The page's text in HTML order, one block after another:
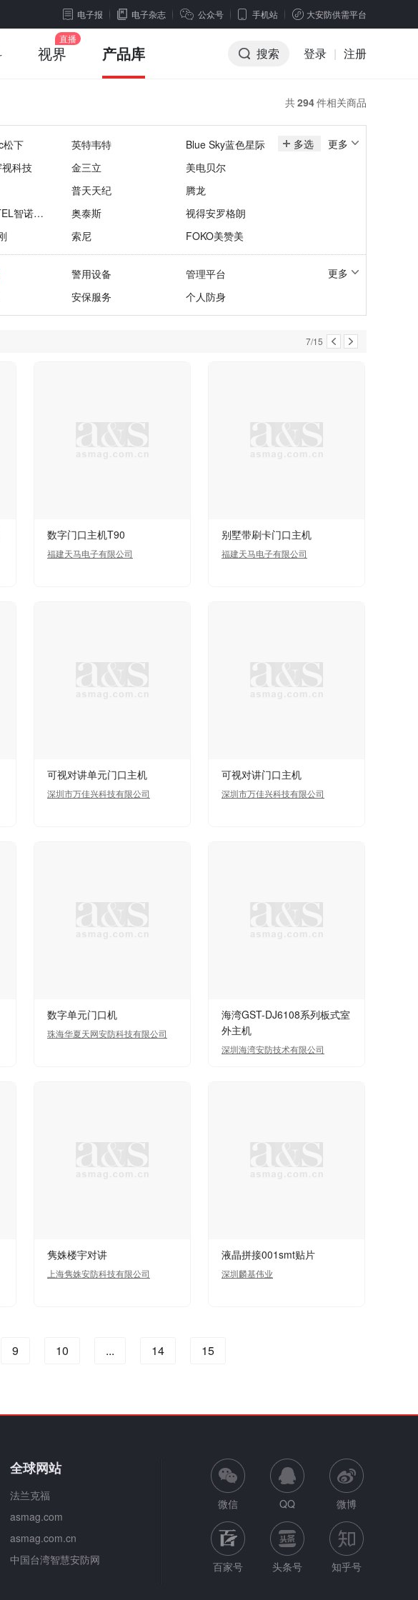
电子报 电子杂志 公众号 手机站 大安防供需平台
视界 产品库 搜索 登录 | 注册
共294件相关商品
松下 英特韦特
Blue Sky蓝色星际
科技 金三立
美电贝尔
普天天纪
腾龙
智诺英
奥泰斯
视得安罗格朗
索尼 FOKO美赞美
更多
多选
警用设备
管理平台
安保服务 个人防身
更多
7/15
数字门口主机T90
福建天马电子有限公司
别墅带刷卡门口主机
福建天马电子有限公司
可视对讲单元门口主机
深圳市万佳兴科技有限公司
可视对讲门口主机
深圳市万佳兴科技有限公司
数字单元门口机
珠海华夏天网安防科技有限公司
海湾GST-DJ6108系列板式室
外主机
深圳海湾安防技术有限公司
隽姝楼宇对讲
上海隽姝安防科技有限公司
液晶拼接001smt贴片
深圳麟基伟业
9 10 ... 14 15
全球网站
法兰克福
asmag.com
asmag.com.cn
中国台湾智慧安防网
微信 QQ 微博
百家号 头条号 知乎号